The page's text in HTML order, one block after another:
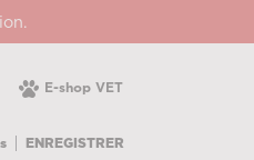
E-shop VET
ENREGISTRER